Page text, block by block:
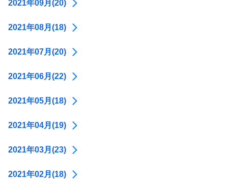
2021年09月(20)
2021年08月(18)
2021年07月(20)
2021年06月(22)
2021年05月(18)
2021年04月(19)
2021年03月(23)
2021年02月(18)